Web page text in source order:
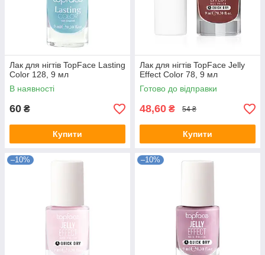
Лак для нігтів TopFace Lasting
Color 128, 9 мл
В наявності
60 ₴
Купити
Лак для нігтів TopFace Jelly
Effect Color 78, 9 мл
Готово до відправки
48,60 ₴ 54 ₴
Купити
–10% –10%